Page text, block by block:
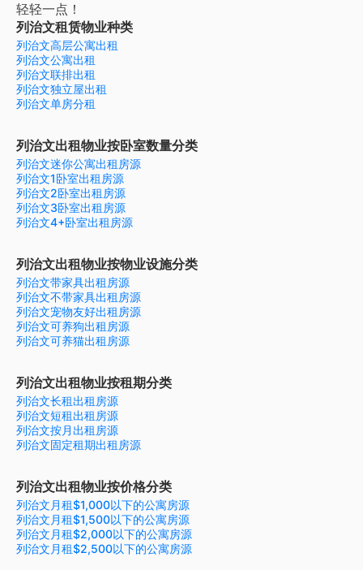
轻轻一点！
列治文租赁物业种类
列治文高层公寓出租
列治文公寓出租
列治文联排出租
列治文独立屋出租
列治文单房分租
列治文出租物业按卧室数量分类
列治文迷你公寓出租房源
列治文1卧室出租房源
列治文2卧室出租房源
列治文3卧室出租房源
列治文4+卧室出租房源
列治文出租物业按物业设施分类
列治文带家具出租房源
列治文不带家具出租房源
列治文宠物友好出租房源
列治文可养狗出租房源
列治文可养猫出租房源
列治文出租物业按租期分类
列治文长租出租房源
列治文短租出租房源
列治文按月出租房源
列治文固定租期出租房源
列治文出租物业按价格分类
列治文月租$1,000以下的公寓房源
列治文月租$1,500以下的公寓房源
列治文月租$2,000以下的公寓房源
列治文月租$2,500以下的公寓房源